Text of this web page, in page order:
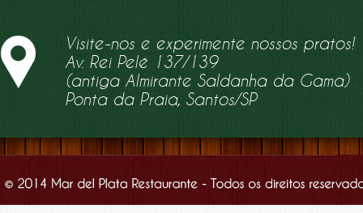
Visite-nos e experimente nossos pratos!
Av. Rei Pelé 137/139
(antiga Almirante Saldanha da Gama)
Ponta da Praia, Santos/SP